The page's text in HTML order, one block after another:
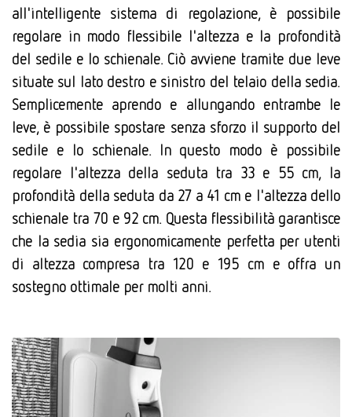
all'intelligente sistema di regolazione, è possibile
regolare in modo flessibile l'altezza e la profondità
del sedile e lo schienale. Ciò avviene tramite due leve
situate sul lato destro e sinistro del telaio della sedia.
Semplicemente aprendo e allungando entrambe le
leve, è possibile spostare senza sforzo il supporto del
sedile e lo schienale. In questo modo è possibile
regolare l'altezza della seduta tra 33 e 55 cm, la
profondità della seduta da 27 a 41 cm e l'altezza dello
schienale tra 70 e 92 cm. Questa flessibilità garantisce
che la sedia sia ergonomicamente perfetta per utenti
di altezza compresa tra 120 e 195 cm e offra un
sostegno ottimale per molti anni.